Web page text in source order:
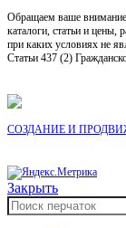
Обращаем ваше
каталоги, статьи и цены,
при каких условиях не
Статьи 437 (2)
СОЗДАНИЕ И
Закрыть